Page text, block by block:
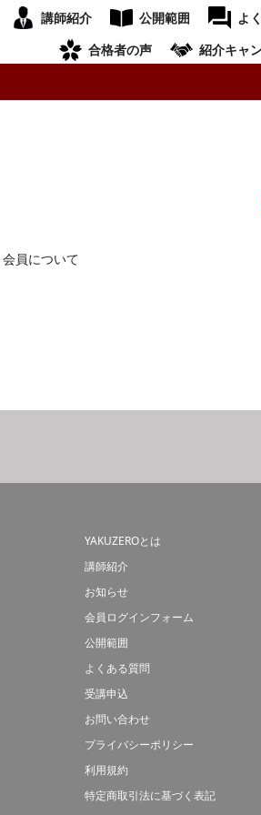
講師紹介 公開範囲 よ
合格者の声
紹介キャ
会員について
YAKUZEROとは
講師紹介
お知らせ
会員ログインフォーム
公開範囲
よくある質問
受講申込
お問い合わせ
プライバシーポリシー
利用規約
特定商取引法に基づく表記